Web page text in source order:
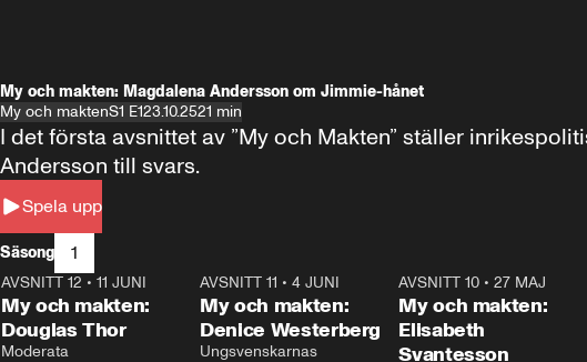
My och makten: Magdalena Andersson om Jimmie-hånet
My och maktenS1 E123.10.2521 min
Spela upp
I det första avsnittet av ”My och Makten” ställer
Andersson till svars.
Säsong 1
26:27
AVSNITT 12 • 11 JUNI
My och makten:
Douglas Thor
Moderata
23:40
AVSNITT 11 •4 JUNI
My och makten:
Denice Westerberg
Ungsvenskarnas
AVSNITT 10 •27 MAJ
My och makten:
Elisabeth
Svantesson